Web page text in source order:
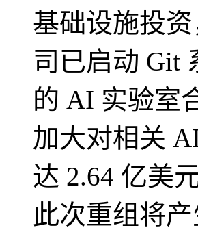
基础设施投
司已启动 Git
的 AI 实验室
加大对相关
达 2.64 亿美
此次重组将